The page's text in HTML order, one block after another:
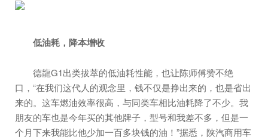
低油耗，降本增收
德龍G1出类拔萃的低油耗性能，也让陈师傅赞不绝
口，“在我们这代人的观念里，钱不仅是挣出来的，也是省出
来的。这车燃油效率很高，与同类车相比油耗降了不少。我
朋友的车也是今年买的其他牌子，型号和我差不多，但是一
个月下来我能比他少加一百多块钱的油！”据悉，陕汽商用车